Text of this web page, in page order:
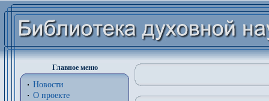
Главное меню
Новости
О проекте